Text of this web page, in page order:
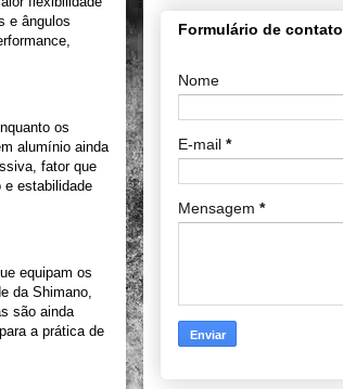
e ângulos
os
alumínio ainda
fator que
e estabilidade
equipam os
da Shimano,
são ainda
a prática de
Formulário de contato
Nome
E-mail *
Mensagem *